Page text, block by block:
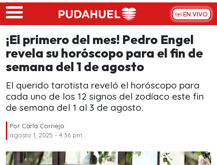
Skip to main content
EN VIVO
¡El primero del mes! Pedro Engel
revela su horóscopo para el fin de
semana del 1 de agosto
El querido tarotista reveló el horóscopo para
cada uno de los 12 signos del zodíaco este fin
de semana del 1 al 3 de agosto.
Por Carla Cornejo
agosto 1, 2025 - 4:36 pm